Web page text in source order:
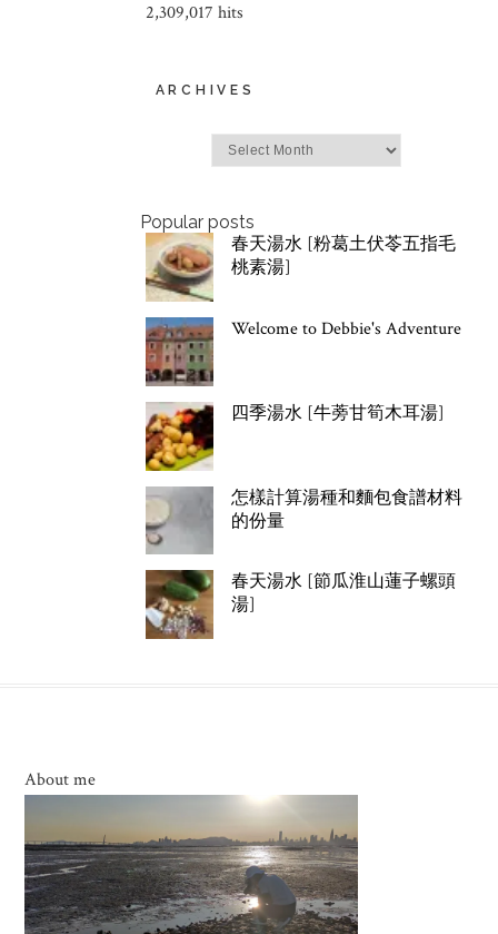
2,309,017 hits
ARCHIVES
Popular posts
春天湯水 [粉葛土伏苓五指毛
桃素湯]
Welcome to Debbie's Adventure
四季湯水 [牛蒡甘筍木耳湯]
怎樣計算湯種和麵包食譜材料
的份量
春天湯水 [節瓜淮山蓮子螺頭
湯]
About me